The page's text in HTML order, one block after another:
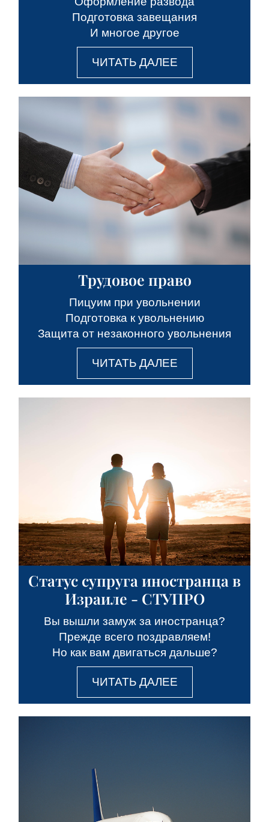
Подготовка завещания
И многое другое
ЧИТАТЬ ДАЛЕЕ
Трудовое право
Пицуим при увольнении
Подготовка к увольнению
Защита от незаконного увольнения
ЧИТАТЬ ДАЛЕЕ
Статус супруга иностранца в
Израиле - СТУПРО
Вы вышли замуж за иностранца?
Прежде всего поздравляем!
Но как вам двигаться дальше?
ЧИТАТЬ ДАЛЕЕ